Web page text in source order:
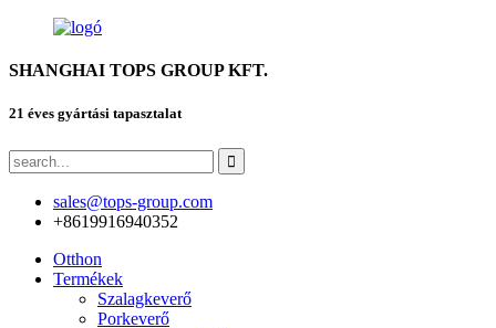
SHANGHAI TOPS GROUP KFT.
21 éves gyártási tapasztalat
sales@tops-group.com
+8619916940352
Otthon
Termékek
Szalagkeverő
Porkeverő